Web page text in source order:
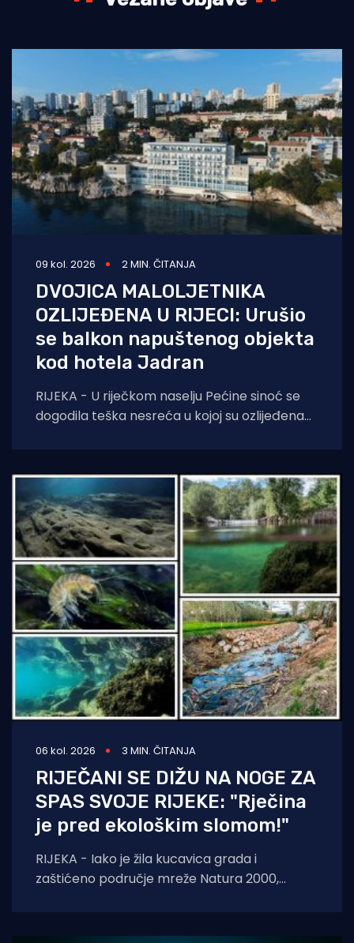
09 kol. 2026 2 MIN. ČITANJA
DVOJICA MALOLJETNIKA
OZLIJEĐENA U RIJECI: Urušio
se balkon napuštenog objekta
kod hotela Jadran
RIJEKA - U riječkom naselju Pećine sinoć se
dogodila teška nesreća u kojoj su ozlijeđena
06 kol. 2026 3 MIN. ČITANJA
RIJEČANI SE DIŽU NA NOGE ZA
SPAS SVOJE RIJEKE: "Rječina
je pred ekološkim slomom!"
RIJEKA - Iako je žila kucavica grada i
zaštićeno područje mreže Natura 2000,